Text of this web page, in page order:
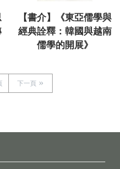
【書介】《東亞儒學與
經典詮釋：韓國與越南
儒學的開展》
下一頁